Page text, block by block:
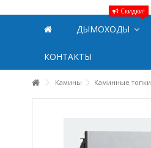
ДЫМОХОДЫ
Скидки!
КОНТАКТЫ
Камины Каминные топки